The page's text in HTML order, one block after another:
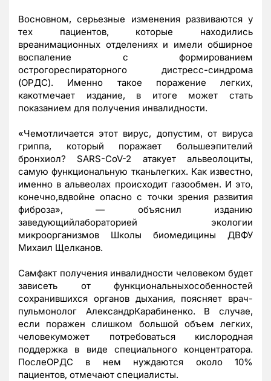
Восновном, серьезные изменения развиваются у
тех пациентов, которые находились
вреанимационных отделениях и имели обширное
воспаление с формированием
острогореспираторного дистресс-синдрома
(ОРДС). Именно такое поражение легких,
какотмечает издание, в итоге может стать
показанием для получения инвалидности.
«Чемотличается этот вирус, допустим, от вируса
гриппа, который поражает большеэпителий
бронхиол? SARS-CoV-2 атакует альвеолоциты,
самую функциональную тканьлегких. Как известно,
именно в альвеолах происходит газообмен. И это,
конечно,вдвойне опасно с точки зрения развития
фиброза», — объяснил изданию
заведующийлабораторией экологии
микроорганизмов Школы биомедицины ДВФУ
Михаил Щелканов.
Самфакт получения инвалидности человеком будет
зависеть от функциональныхособенностей
сохранившихся органов дыхания, поясняет врач-
пульмонолог АлександрКарабиненко. В случае,
если поражен слишком большой объем легких,
человекуможет потребоваться кислородная
поддержка в виде специального концентратора.
ПослеОРДС в нем нуждаются около 10%
пациентов, отмечают специалисты.